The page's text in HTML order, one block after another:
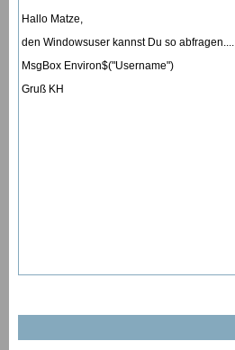
Hallo Matze,
den Windowsuser kannst Du so abfragen....
MsgBox Environ$("Username")
Gruß KH